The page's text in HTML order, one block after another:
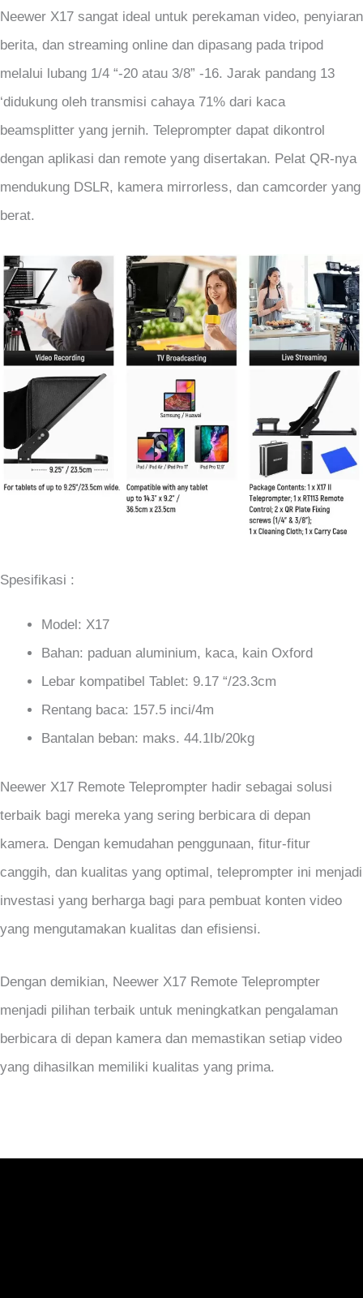
Neewer X17 sangat ideal untuk perekaman video, penyiaran
berita, dan streaming online dan dipasang pada tripod
melalui lubang 1/4 “-20 atau 3/8” -16. Jarak pandang 13
‘didukung oleh transmisi cahaya 71% dari kaca
beamsplitter yang jernih. Teleprompter dapat dikontrol
dengan aplikasi dan remote yang disertakan. Pelat QR-nya
mendukung DSLR, kamera mirrorless, dan camcorder yang
berat.
Spesifikasi :
Model: X17
Bahan: paduan aluminium, kaca, kain Oxford
Lebar kompatibel Tablet: 9.17 “/23.3cm
Rentang baca: 157.5 inci/4m
Bantalan beban: maks. 44.1Ib/20kg
Neewer X17 Remote Teleprompter hadir sebagai solusi
terbaik bagi mereka yang sering berbicara di depan
kamera. Dengan kemudahan penggunaan, fitur-fitur
canggih, dan kualitas yang optimal, teleprompter ini menjadi
investasi yang berharga bagi para pembuat konten video
yang mengutamakan kualitas dan efisiensi.
Dengan demikian, Neewer X17 Remote Teleprompter
menjadi pilihan terbaik untuk meningkatkan pengalaman
berbicara di depan kamera dan memastikan setiap video
yang dihasilkan memiliki kualitas yang prima.